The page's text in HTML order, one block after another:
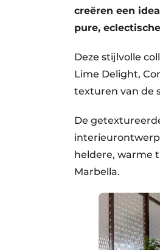
creëren een
pure,
Deze stijlvolle
Lime Delight,
texturen van de
De
heldere, warme
Marbella.